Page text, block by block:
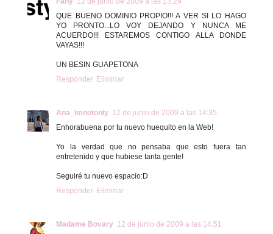
QUE BUENO DOMINIO PROPIO!!! A VER SI LO HAGO
YO PRONTO...LO VOY DEJANDO Y NUNCA ME
ACUERDO!!! ESTAREMOS CONTIGO ALLA DONDE
VAYAS!!!
UN BESIN GUAPETONA
Responder Eliminar
Ana_Imnotonly 12 de junio de 2009 a las 14:35
Enhorabuena por tu nuevo huequito en la Web!
Yo la verdad que no pensaba que esto fuera tan
entretenido y que hubiese tanta gente!
Seguiré tu nuevo espacio:D
Responder Eliminar
Madame Bovary 12 de junio de 2009 a las 14:51